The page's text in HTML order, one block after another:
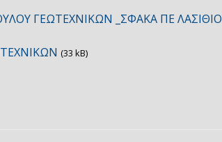
ΓΕΩΤΕΧΝΙΚΩΝ _ΣΦΑΚΑ ΠΕ
(33 kB)